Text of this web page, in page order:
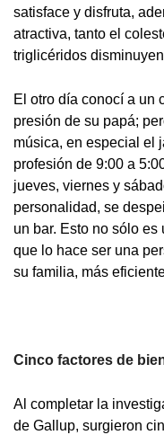
satisface y disfruta,
atractiva, tanto el
triglicéridos
El otro día conocí a un
presión de su papá;
música, en especial el
profesión de 9:00 a
jueves, viernes y
personalidad, se
un bar. Esto no sólo
que lo hace ser una
su familia, más
Cinco factores de
Al completar la
de Gallup, surgieron